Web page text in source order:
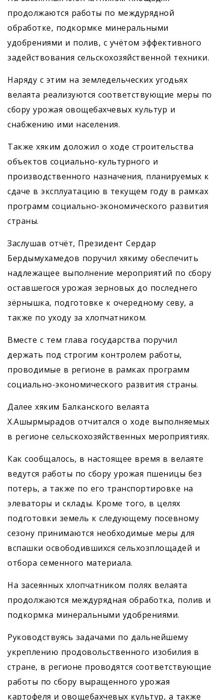
продолжаются работы по междурядной
обработке, подкормке минеральными
удобрениями и полив, с учётом эффективного
задействования сельскохозяйственной техники.
Наряду с этим на земледельческих угодьях
велаята реализуются соответствующие меры по
сбору урожая овощебахчевых культур и
снабжению ими населения.
Также хяким доложил о ходе строительства
объектов социально-культурного и
производственного назначения, планируемых к
сдаче в эксплуатацию в текущем году в рамках
программ социально-экономического развития
страны.
Заслушав отчёт, Президент Сердар
Бердымухамедов поручил хякиму обеспечить
надлежащее выполнение мероприятий по сбору
оставшегося урожая зерновых до последнего
зёрнышка, подготовке к очередному севу, а
также по уходу за хлопчатником.
Вместе с тем глава государства поручил
держать под строгим контролем работы,
проводимые в регионе в рамках программ
социально-экономического развития страны.
Далее хяким Балканского велаята
Х.Ашырмырадов отчитался о ходе выполняемых
в регионе сельскохозяйственных мероприятиях.
Как сообщалось, в настоящее время в велаяте
ведутся работы по сбору урожая пшеницы без
потерь, а также по его транспортировке на
элеваторы и склады. Кроме того, в целях
подготовки земель к следующему посевному
сезону принимаются необходимые меры для
вспашки освободившихся сельхозплощадей и
отбора семенного материала.
На засеянных хлопчатником полях велаята
продолжаются междурядная обработка, полив и
подкормка минеральными удобрениями.
Руководствуясь задачами по дальнейшему
укреплению продовольственного изобилия в
стране, в регионе проводятся соответствующие
работы по сбору выращенного урожая
картофеля и овощебахчевых культур, а также